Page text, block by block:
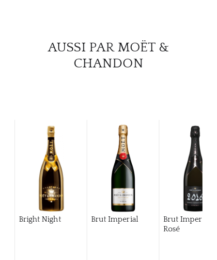
AUSSI PAR MOËT &
CHANDON
Bright Night Brut Imperial
Brut Imperial
Rosé